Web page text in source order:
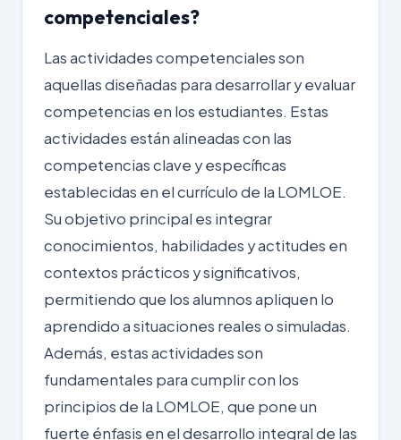
competenciales?
Las actividades competenciales son
aquellas diseñadas para desarrollar y evaluar
competencias en los estudiantes. Estas
actividades están alineadas con las
competencias clave y específicas
establecidas en el currículo de la LOMLOE.
Su objetivo principal es integrar
conocimientos, habilidades y actitudes en
contextos prácticos y significativos,
permitiendo que los alumnos apliquen lo
aprendido a situaciones reales o simuladas.
Además, estas actividades son
fundamentales para cumplir con los
principios de la LOMLOE, que pone un
fuerte énfasis en el desarrollo integral de las